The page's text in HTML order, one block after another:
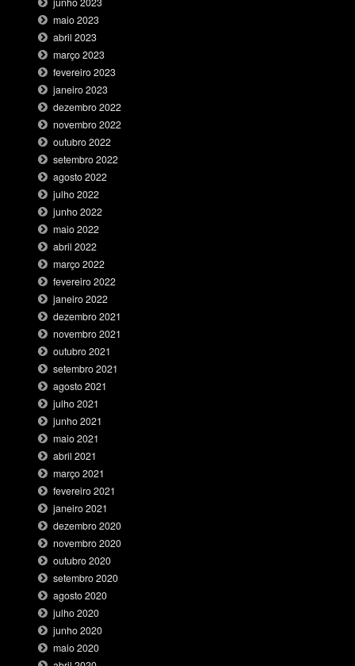
maio 2023
abril 2023
março 2023
fevereiro 2023
janeiro 2023
dezembro 2022
novembro 2022
outubro 2022
setembro 2022
agosto 2022
julho 2022
junho 2022
maio 2022
abril 2022
março 2022
fevereiro 2022
janeiro 2022
dezembro 2021
novembro 2021
outubro 2021
setembro 2021
agosto 2021
julho 2021
junho 2021
maio 2021
abril 2021
março 2021
fevereiro 2021
janeiro 2021
dezembro 2020
novembro 2020
outubro 2020
setembro 2020
agosto 2020
julho 2020
junho 2020
maio 2020